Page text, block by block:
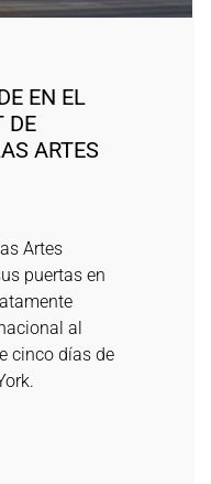
EN EL
DE
ARTES
Artes
puertas en
al
cinco días de